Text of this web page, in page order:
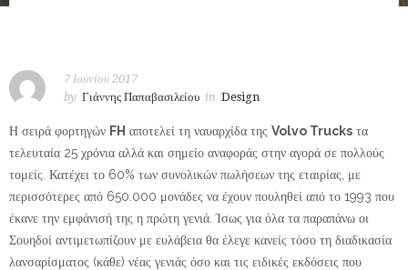
7 Ιουνίου 2017
by Γιάννης Παπαβασιλείου in Design
Η σειρά φορτηγών FH αποτελεί τη ναυαρχίδα της Volvo Trucks τα
τελευταία 25 χρόνια αλλά και σημείο αναφοράς στην αγορά σε πολλούς
τομείς. Κατέχει το 60% των συνολικών πωλήσεων της εταιρίας, με
περισσότερες από 650.000 μονάδες να έχουν πουληθεί από το 1993 που
έκανε την εμφάνισή της η πρώτη γενιά. Ίσως για όλα τα παραπάνω οι
Σουηδοί αντιμετωπίζουν με ευλάβεια θα έλεγε κανείς τόσο τη διαδικασία
λανσαρίσματος (κάθε) νέας γενιάς όσο και τις ειδικές εκδόσεις που